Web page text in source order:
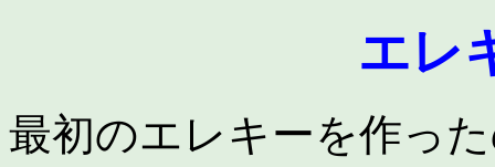
エレ
最初のエレキーを作っ